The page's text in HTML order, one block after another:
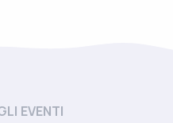
EVENTI